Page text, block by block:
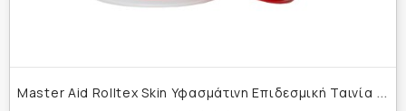
M
aster Aid Rolltex Skin Υφασμάτινη Επιδεσμική Ταινία 1.25cm x 5m